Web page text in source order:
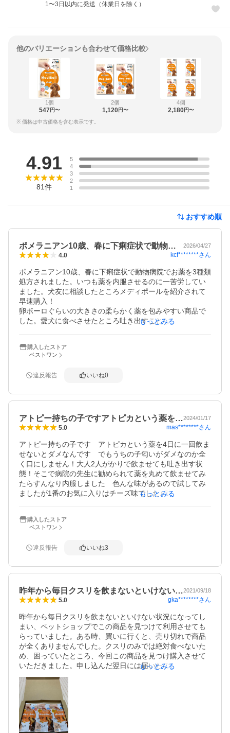
1〜3日以内に発送（休業日を除く）
他のバリエーションも合わせて価格比較
1個
547円〜
2個
1,120円〜
4個
2,180円〜
※ 価格は中古価格を含む表示です。
4.91
81件
5
4
3
2
1
おすすめ順
ポメラニアン10歳、春に下痢症状で動物… 2026/04/27
4.0 kcf********さん
ポメラニアン10歳、春に下痢症状で動物病院でお薬を3種類
処方されました。いつも薬を内服させるのに一苦労してい
ました。犬友に相談したところメディポールを紹介されて
早速購入！
卵ボーロぐらいの大きさの柔らかく薬を包みやすい商品で
した。愛犬に食べさせたところ吐き出すことなくパクりと
先日動物病院に来院したところ受付にメディボールが販売
されてました。病院でもオススメしているんだなと思い迷
もっとみる
購入したストア
ベストワン
違反報告 いいね0
アトピー持ちの子ですアトピカという薬を…2024/01/17
5.0 mas********さん
アトピー持ちの子です　アトピカという薬を4日に一回飲ま
せないとダメなんです　でもうちの子匂いがダメなのか全
く口にしません！大人2人がかりで飲ませても吐き出す状
態！そこで病院の先生に勧められて薬を丸めて飲ませてみ
たらすんなり内服しました　色んな味があるので試してみ
ましたが1番のお気に入りはチーズ味でした♪ 味により硬め
るのにも丁度良い感じです　でもこれはその子の好みです
もっとみる
購入したストア
ベストワン
違反報告 いいね3
昨年から毎日クスリを飲まないといけない…2021/09/18
5.0 gka********さん
昨年から毎日クスリを飲まないといけない状況になってし
まい、ペットショップでこの商品を見つけて利用させても
らっていました。ある時、買いに行くと、売り切れで商品
が全くありませんでした。クスリのみでは絶対食べないた
め、困っていたところ、今回この商品を見つけ購入させて
いただきました。申し込んだ翌日には届いたので助かりま
した。余程体調の悪い時を除いて、この商品に包むとため
らいなくパクッと食べます。大変ありがたい商品です。今
後も引き続き注文させていただきます。
もっとみる